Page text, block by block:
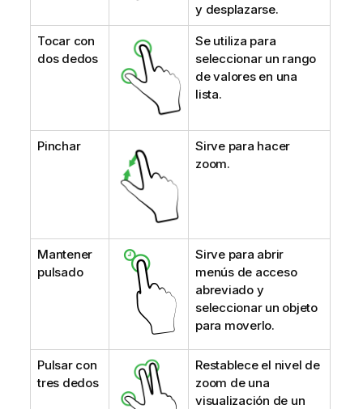
y desplazarse.
Tocar con
dos dedos
Se utiliza para
seleccionar un rango
de valores en una
lista.
Pinchar
Sirve para hacer
zoom.
Mantener
pulsado
Sirve para abrir
menús de acceso
abreviado y
seleccionar un objeto
para moverlo.
Pulsar con
tres dedos
Restablece el nivel de
zoom de una
visualización de un